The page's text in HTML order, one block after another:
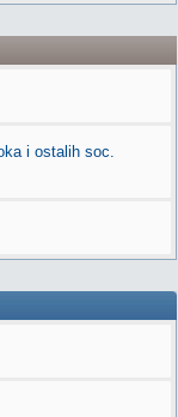
i ostalih soc.